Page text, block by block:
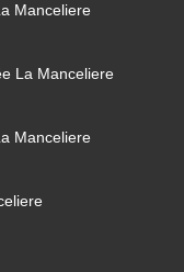
Manceliere
La Manceliere
Manceliere